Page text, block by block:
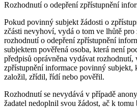
Rozhodnutí o odepření zpřístupnění
Pokud povinný subjekt žádosti o
zčásti nevyhoví, vydá o tom ve lhůtě
rozhodnutí o odepření zpřístupnění
subjektem pověřená osoba, která není
předpisů oprávněna vydávat
zpřístupnění informace povinný subjekt,
založil, zřídil, řídí nebo pověřil.
Rozhodnutí se nevydává v případě
žadatel nedoplnil svou žádost, ač k